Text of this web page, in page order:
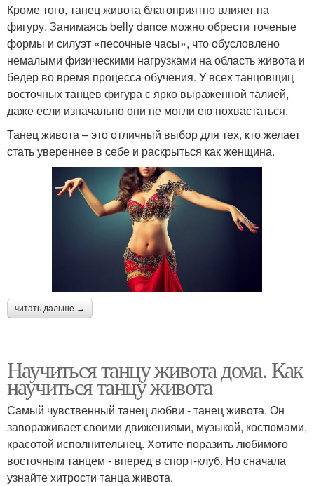
Кроме того, танец живота благоприятно влияет на
фигуру. Занимаясь belly dance можно обрести точеные
формы и силуэт «песочные часы», что обусловлено
немалыми физическими нагрузками на область живота и
бедер во время процесса обучения. У всех танцовщиц
восточных танцев фигура с ярко выраженной талией,
даже если изначально они не могли ею похвастаться.
Танец живота – это отличный выбор для тех, кто желает
стать увереннее в себе и раскрыться как женщина.
читать дальше →
Научиться танцу живота дома. Как
научиться танцу живота
Самый чувственный танец любви - танец живота. Он
завораживает своими движениями, музыкой, костюмами,
красотой исполнительнец. Хотите поразить любимого
восточным танцем - вперед в спорт-клуб. Но сначала
узнайте хитрости танца живота.